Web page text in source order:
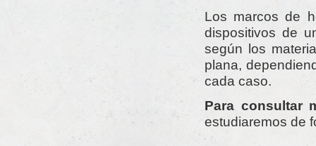
Los marcos de
dispositivos de
según los
plana,
cada caso.
Para consultar
estudiaremos de